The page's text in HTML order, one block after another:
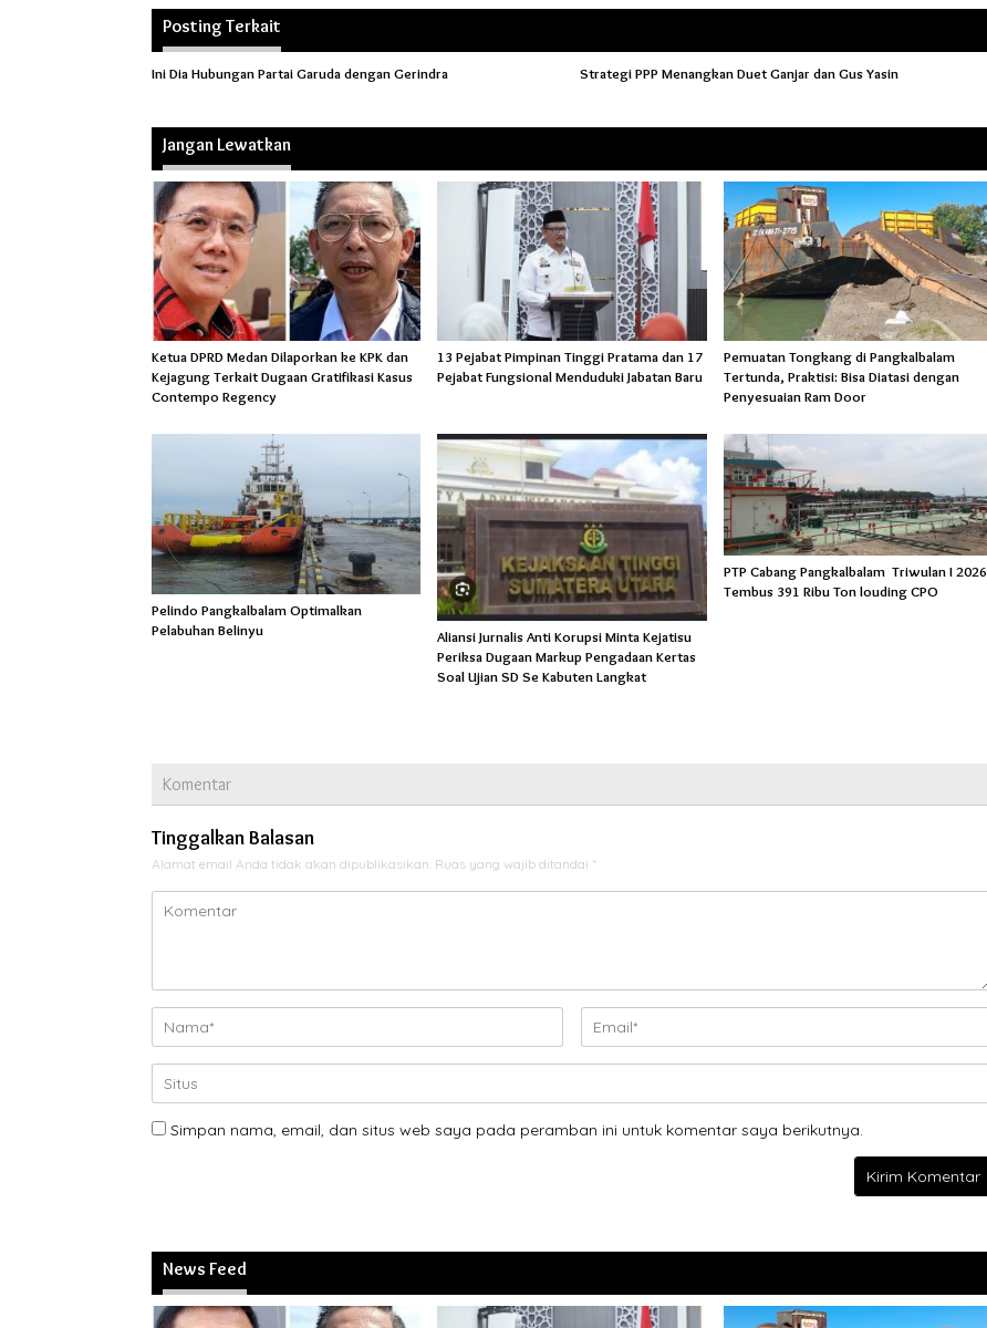
Posting Terkait
Ini Dia Hubungan Partai Garuda dengan Gerindra Strategi PPP Menangkan Duet Ganjar dan Gus Yasin
Jangan Lewatkan
Ketua DPRD Medan Dilaporkan ke KPK dan
Kejagung Terkait Dugaan Gratifikasi Kasus
Contempo Regency
13 Pejabat Pimpinan Tinggi Pratama dan 17
Pejabat Fungsional Menduduki Jabatan Baru
Pemuatan Tongkang di Pangkalbalam
Tertunda, Praktisi: Bisa Diatasi dengan
Penyesuaian Ram Door
Pelindo Pangkalbalam Optimalkan
Pelabuhan Belinyu
Aliansi Jurnalis Anti Korupsi Minta Kejatisu
Periksa Dugaan Markup Pengadaan Kertas
Soal Ujian SD Se Kabuten Langkat
PTP Cabang Pangkalbalam Triwulan I 2026
Tembus 391 Ribu Ton louding CPO
Komentar
Tinggalkan Balasan
Alamat email Anda tidak akan dipublikasikan. Ruas yang wajib ditandai *
Simpan nama, email, dan situs web saya pada peramban ini untuk komentar saya berikutnya.
News Feed